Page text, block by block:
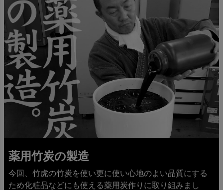
薬用竹炭の製造
今回、竹虎の竹炭を使い更に使い心地のよい品質にする
ため化粧品などにも使える薬用炭作りに取り組みまし